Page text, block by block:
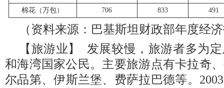
棉花（万包）
706 833 491
（资料来源：巴基斯坦财政部年度经
【旅游业】 发展较慢，旅游者多为
和海湾国家公民。主要旅游点有卡拉奇
尔品第、伊斯兰堡、费萨拉巴德等。